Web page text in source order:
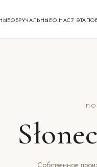
ОБРУЧАЛЬНЫЕО НАС7
Собственное